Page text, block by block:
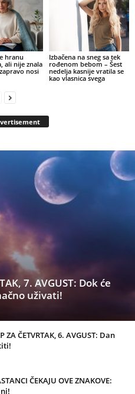
hranu
ali nije znala
nosi
Izbačena na sneg sa tek
rođenom bebom – Šest
nedelja kasnije vratila se
kao vlasnica svega
7. AVGUST: Dok će
uživati!
ZA ČETVRTAK, 6. AVGUST: Dan
ČEKAJU OVE ZNAKOVE: